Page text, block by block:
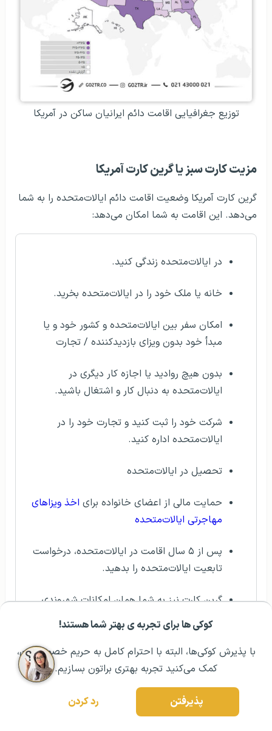
کوکی ها برای تجربه ی بهتر شما هستند!
با پذیرش کوکی‌ها، البته با احترام کامل به حریم خصوصیتون،
کمک می‌کنید تجربه بهتری براتون بسازیم.
پذیرفتن رد کردن
مشــاوره اولیه رایگان: ۰۲۱ ۴۳۰۰۰ ۰۲۱ رزرو مشاوره تخصصی
توزیع جغرافیایی اقامت دائم ایرانیان ساکن در آمریکا
مزیت کارت سبز یا گرین کارت آمریکا
گرین کارت آمریکا وضعیت اقامت دائم ایالات‌متحده را به شما
می‌دهد. این اقامت به شما امکان می‌دهد:
در ایالات‌متحده زندگی کنید.
خانه یا ملک خود را در ایالات‌متحده بخرید.
امکان سفر بین ایالات‌متحده و کشور خود و یا
مبدأ خود بدون ویزای بازدیدکننده / تجارت
بدون هیچ روادید یا اجازه کار دیگری در
ایالات‌متحده به دنبال کار و اشتغال باشید.
شرکت خود را ثبت کنید و تجارت خود را در
ایالات‌متحده اداره کنید.
تحصیل در ایالات‌متحده
حمایت مالی از اعضای خانواده برای اخذ ویزاهای
مهاجرتی ایالات‌متحده
پس از ۵ سال اقامت در ایالات‌متحده، درخواست
تابعیت ایالات‌متحده را بدهید.
گرین کارت نیز به شما همان امکانات شهروندی
آمریکایی را می‌دهد.
و غیره
راهنمای جامع اعلام نتایج لاتاری